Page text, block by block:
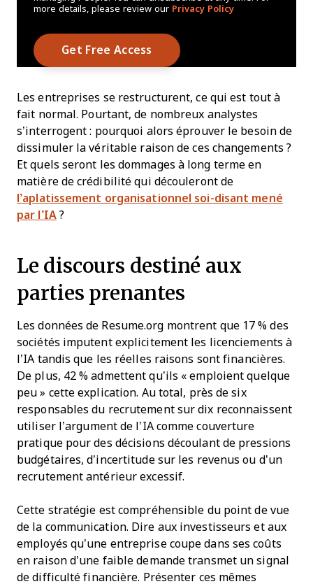
more details, please review our Privacy Policy
Les entreprises se restructurent, ce qui est tout à
fait normal. Pourtant, de nombreux analystes
s’interrogent : pourquoi alors éprouver le besoin de
dissimuler la véritable raison de ces changements ?
Et quels seront les dommages à long terme en
matière de crédibilité qui découleront de
l’aplatissement organisationnel soi-disant mené
par l’IA?
Le discours destiné aux
parties prenantes
Les données de Resume.org montrent que 17 % des
sociétés imputent explicitement les licenciements à
l’IA tandis que les réelles raisons sont financières.
De plus, 42 % admettent qu’ils « emploient quelque
peu » cette explication. Au total, près de six
responsables du recrutement sur dix reconnaissent
utiliser l’argument de l’IA comme couverture
pratique pour des décisions découlant de pressions
budgétaires, d’incertitude sur les revenus ou d’un
recrutement antérieur excessif.
Cette stratégie est compréhensible du point de vue
de la communication. Dire aux investisseurs et aux
employés qu’une entreprise coupe dans ses coûts
en raison d’une faible demande transmet un signal
de difficulté financière. Présenter ces mêmes